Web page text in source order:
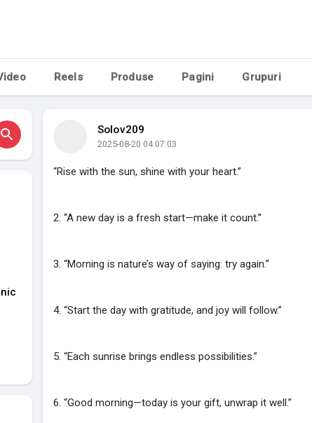
Reels Produse Pagini Grupuri
Solov209
2025-08-20 04:07:03
“Rise with the sun, shine with your heart.”
2. “A new day is a fresh start—make it count.”
3. “Morning is nature’s way of saying: try again.”
4. “Start the day with gratitude, and joy will follow.”
5. “Each sunrise brings endless possibilities.”
6. “Good morning—today is your gift, unwrap it well.”